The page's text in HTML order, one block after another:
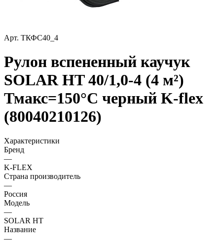
Арт. ТКФС40_4
Рулон вспененный каучук
SOLAR HT 40/1,0-4 (4 м²)
Тмакс=150°C черный K-flex
(80040210126)
Характеристики
Бренд
—
K-FLEX
Страна производитель
—
Россия
Модель
—
SOLAR HT
Название
—